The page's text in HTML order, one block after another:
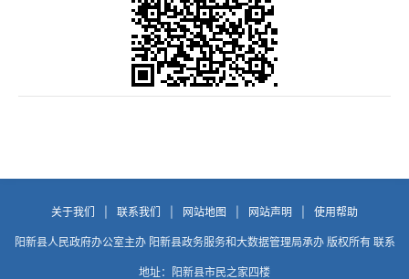
关于我们 联系我们 网站地图 网站声明 使用帮助
阳新县人民政府办公室主办 阳新县政务服务和大数据管理局承办 版权所有 联系
地址：阳新县市民之家四楼